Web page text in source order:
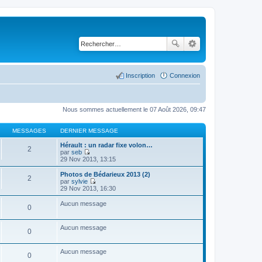
Connexion
Inscription
Nous sommes actuellement le 07 Août 2026, 09:47
MESSAGES DERNIER MESSAGE
2
Hérault : un radar fixe volon…
par seb
C
o
n
s
u
l
e
l
e
e
r
n
29 Nov 2013, 13:15
2
Photos de Bédarieux 2013 (2)
par sylvie
C
o
n
s
l
t
r
l
29 Nov 2013, 16:30
0 Aucun message
0 Aucun message
0 Aucun message